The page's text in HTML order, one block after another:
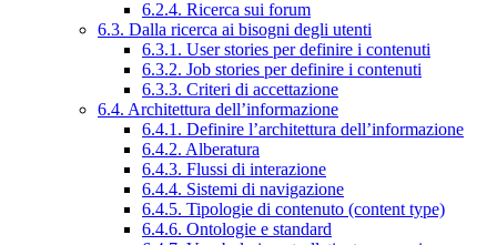
6.2.4. Ricerca sui forum
6.3. Dalla ricerca ai bisogni degli utenti
6.3.1. User stories per definire i contenuti
6.3.2. Job stories per definire i contenuti
6.3.3. Criteri di accettazione
6.4. Architettura dell’informazione
6.4.1. Definire l’architettura dell’informazione
6.4.2. Alberatura
6.4.3. Flussi di interazione
6.4.4. Sistemi di navigazione
6.4.5. Tipologie di contenuto (content type)
6.4.6. Ontologie e standard